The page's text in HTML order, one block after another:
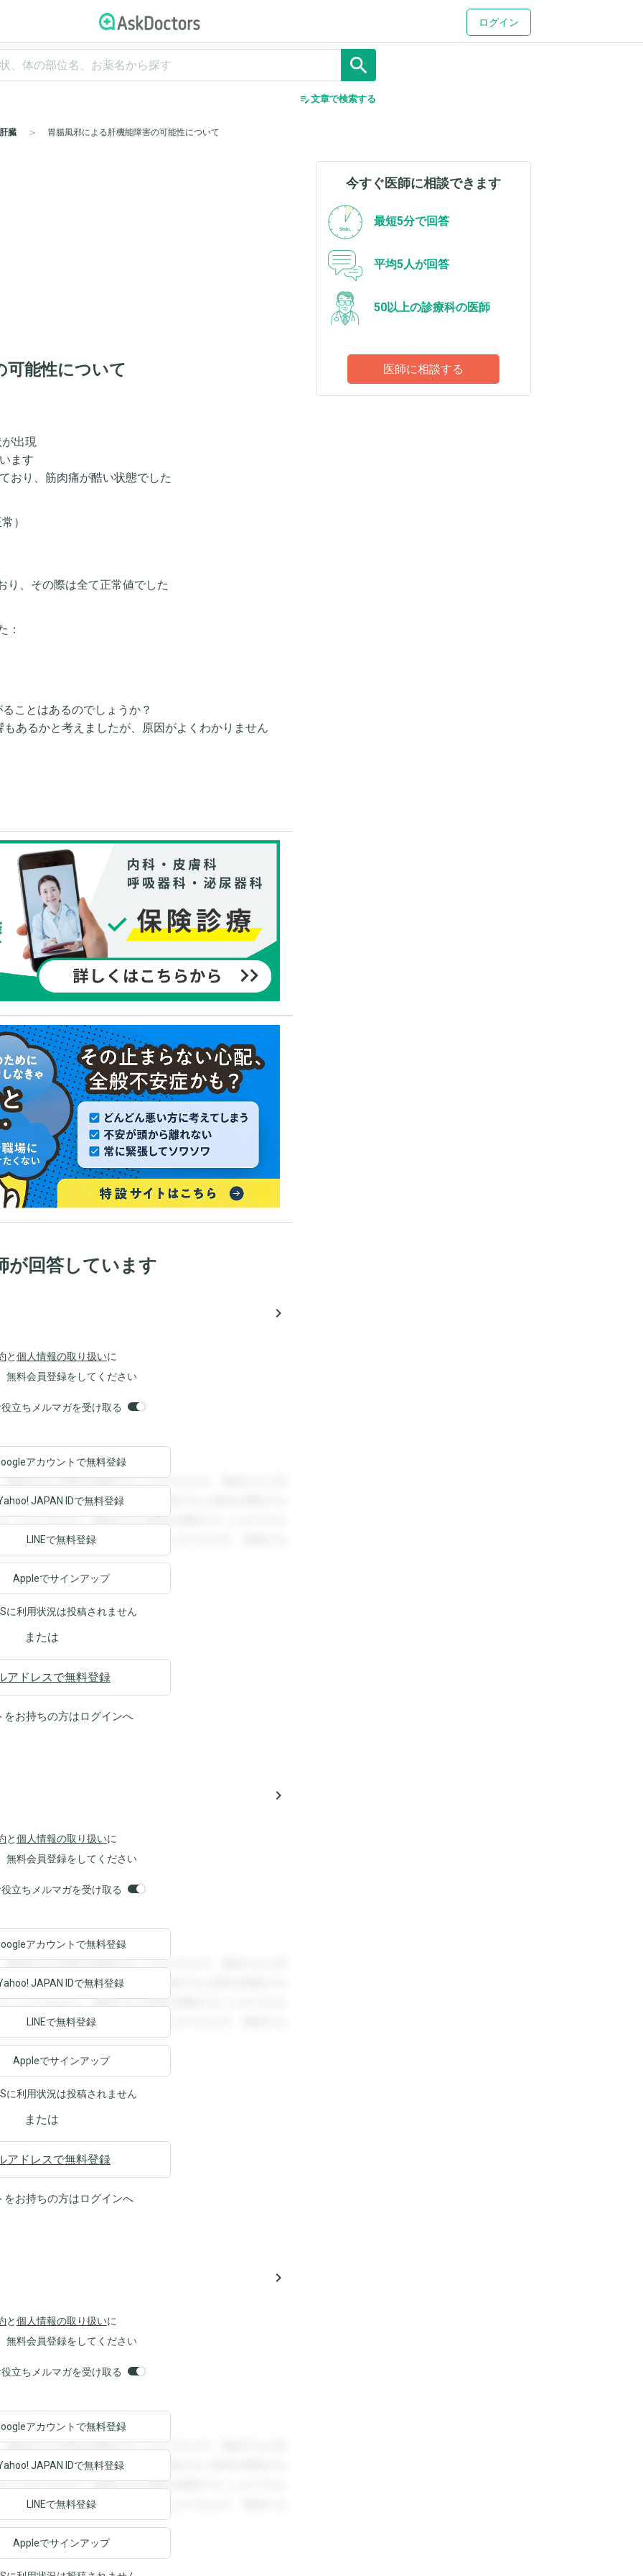
ログイン
search
edit_note文章で検索する
肝臓 胃腸風邪による肝機能障害の可能性について
可能性について
出現
ます
おり、筋肉痛が酷い状態でした
）
り、その際は全て正常値でした
：
ことはあるのでしょうか？
あるかと考えましたが、原因がよくわかりません
が回答しています
navigate_next
と個人情報の取り扱いに
無料会員登録をしてください
立ちメルマガを受け取る
録すると回答を閲覧することができます。登録すると回
を閲覧することができます。登録すると回答を閲覧する
とができます。登録すると回答を閲覧することができま
。登録すると回答を閲覧することができます。登録する
アカウントで無料登録
JAPAN IDで無料登録
LINEで無料登録
Appleでサインアップ
に利用状況は投稿されません
または
アドレスで無料登録
をお持ちの方はログインへ
navigate_next
と個人情報の取り扱いに
無料会員登録をしてください
立ちメルマガを受け取る
録すると回答を閲覧することができます。登録すると回
を閲覧することができます。登録すると回答を閲覧する
とができます。登録すると回答を閲覧することができま
。登録すると回答を閲覧することができます。登録する
アカウントで無料登録
JAPAN IDで無料登録
LINEで無料登録
Appleでサインアップ
に利用状況は投稿されません
または
アドレスで無料登録
をお持ちの方はログインへ
navigate_next
と個人情報の取り扱いに
無料会員登録をしてください
立ちメルマガを受け取る
録すると回答を閲覧することができます。登録すると回
を閲覧することができます。登録すると回答を閲覧する
とができます。登録すると回答を閲覧することができま
。登録すると回答を閲覧することができます。登録する
アカウントで無料登録
JAPAN IDで無料登録
LINEで無料登録
Appleでサインアップ
今すぐ医師に相談できます
最短5分で回答
平均5人が回答
50以上の診療科の医師
医師に相談する